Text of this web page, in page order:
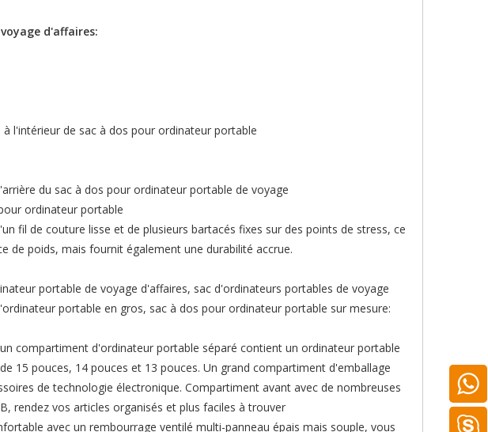
d'affaires:
l'intérieur de sac à dos pour ordinateur portable
du sac à dos pour ordinateur portable de voyage
ordinateur portable
fil de couture lisse et de plusieurs bartacés fixes sur des points de stress, ce
de poids, mais fournit également une durabilité accrue.
portable de voyage d'affaires, sac d'ordinateurs portables de voyage
portable en gros, sac à dos pour ordinateur portable sur mesure:
compartiment d'ordinateur portable séparé contient un ordinateur portable
15 pouces, 14 pouces et 13 pouces. Un grand compartiment d'emballage
de technologie électronique. Compartiment avant avec de nombreuses
rendez vos articles organisés et plus faciles à trouver
avec un rembourrage ventilé multi-panneau épais mais souple, vous